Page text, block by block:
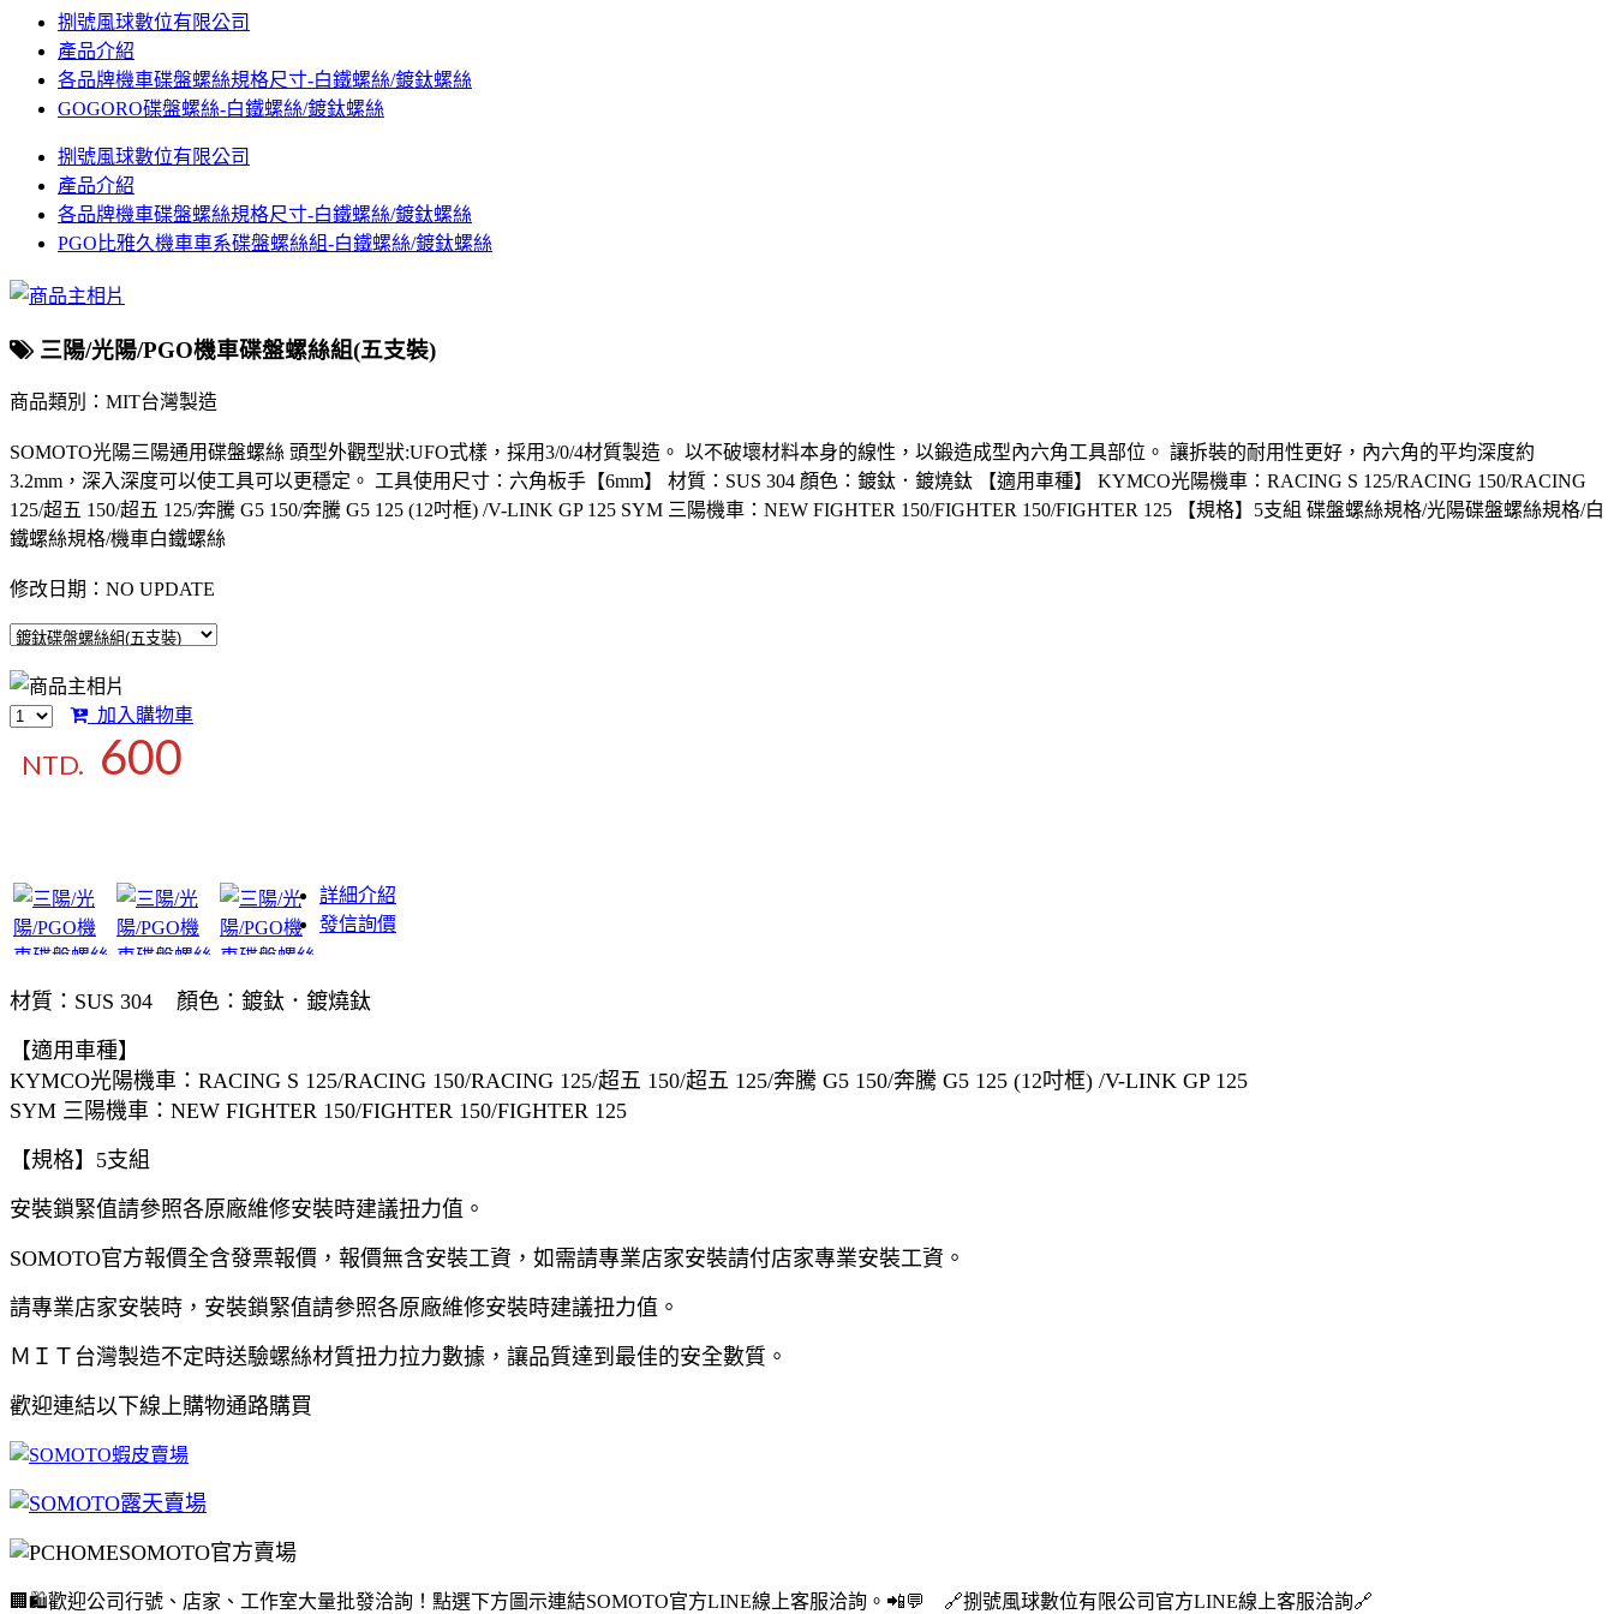
捌號風球數位有限公司
產品介紹
各品牌機車碟盤螺絲規格尺寸-白鐵螺絲/鍍鈦螺絲
GOGORO碟盤螺絲-白鐵螺絲/鍍鈦螺絲
捌號風球數位有限公司
產品介紹
各品牌機車碟盤螺絲規格尺寸-白鐵螺絲/鍍鈦螺絲
PGO比雅久機車車系碟盤螺絲組-白鐵螺絲/鍍鈦螺絲
三陽/光陽/PGO機車碟盤螺絲組(五支裝)
商品類別：MIT台灣製造
SOMOTO光陽三陽通用碟盤螺絲 頭型外觀型狀:UFO式樣，採用3/0/4材質製造。 以不破壞材料本身的線性，以鍛造成型內六角工具部位。 讓拆裝的耐用性更好，內六角的平均深度約
3.2mm，深入深度可以使工具可以更穩定。 工具使用尺寸：六角板手【6mm】 材質：SUS 304 顏色：鍍鈦．鍍燒鈦 【適用車種】 KYMCO光陽機車：RACING S 125/RACING 150/RACING
125/超五 150/超五 125/奔騰 G5 150/奔騰 G5 125 (12吋框) /V-LINK GP 125 SYM 三陽機車：NEW FIGHTER 150/FIGHTER 150/FIGHTER 125 【規格】5支組 碟盤螺絲規格/光陽碟盤螺絲規格/白
鐵螺絲規格/機車白鐵螺絲
修改日期：NO UPDATE
加入購物車
NTD. 600
詳細介紹
發信詢價
材質：SUS 304 顏色：鍍鈦．鍍燒鈦
【適用車種】
KYMCO光陽機車：RACING S 125/RACING 150/RACING 125/超五 150/超五 125/奔騰 G5 150/奔騰 G5 125 (12吋框) /V-LINK GP 125
SYM 三陽機車：NEW FIGHTER 150/FIGHTER 150/FIGHTER 125
【規格】5支組
安裝鎖緊值請參照各原廠維修安裝時建議扭力值。
SOMOTO官方報價全含發票報價，報價無含安裝工資，如需請專業店家安裝請付店家專業安裝工資。
請專業店家安裝時，安裝鎖緊值請參照各原廠維修安裝時建議扭力值。
ＭＩＴ台灣製造不定時送驗螺絲材質扭力拉力數據，讓品質達到最佳的安全數質。
歡迎連結以下線上購物通路購買
🏢🛍️歡迎公司行號、店家、工作室大量批發洽詢！點選下方圖示連結SOMOTO官方LINE線上客服洽詢。📲💬 🔗捌號風球數位有限公司官方LINE線上客服洽詢🔗